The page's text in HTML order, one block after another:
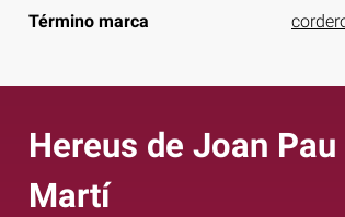
Término marca
Hereus de Joan Pau
Martí